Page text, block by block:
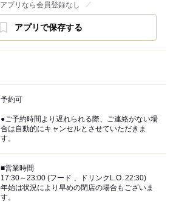
アプリなら会員登録なし
アプリで保存する
予約可
●ご予約時間より遅れられる際、ご連絡がない場
合は自動的にキャンセルとさせていただきま
す。
■営業時間
17:30～23:00 (フード 、ドリンクL.O. 22:30)
年始は状況により早めの閉店の場合もございま
す。